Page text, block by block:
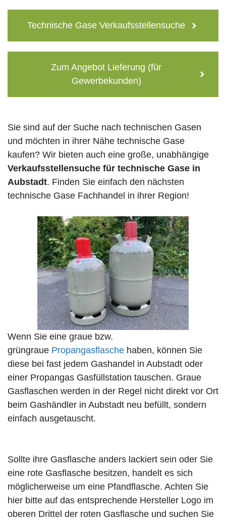
Technische Gase Verkaufsstellensuche
Zum Angebot Lieferung (für
Gewerbekunden)
Sie sind auf der Suche nach technischen Gasen
und möchten in ihrer Nähe technische Gase
kaufen? Wir bieten auch eine große, unabhängige
Verkaufsstellensuche für technische Gase in
Aubstadt. Finden Sie einfach den nächsten
technische Gase Fachhandel in ihrer Region!
Wenn Sie eine graue bzw.
grüngraue Propangasflasche haben, können Sie
diese bei fast jedem Gashandel in Aubstadt oder
einer Propangas Gasfüllstation tauschen. Graue
Gasflaschen werden in der Regel nicht direkt vor Ort
beim Gashändler in Aubstadt neu befüllt, sondern
einfach ausgetauscht.
Sollte ihre Gasflasche anders lackiert sein oder Sie
eine rote Gasflasche besitzen, handelt es sich
möglicherweise um eine Pfandflasche. Achten Sie
hier bitte auf das entsprechende Hersteller Logo im
oberen Drittel der roten Gasflasche und suchen Sie